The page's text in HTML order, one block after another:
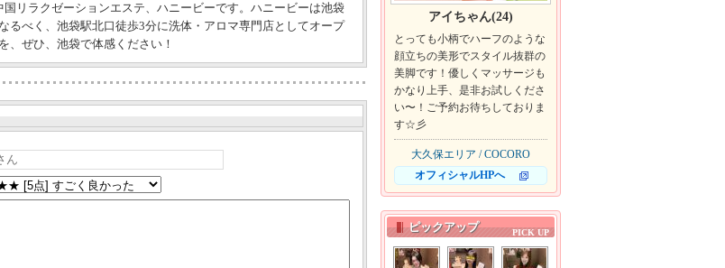
リラクゼーションエステ、ハニービーです。ハニービーは池袋
るべく、池袋駅北口徒歩3分に洗体・アロマ専門店としてオープ
、ぜひ、池袋で体感ください！
アイちゃん(24)
とっても小柄でハーフのような
顔立ちの美形でスタイル抜群の
美脚です！優しくマッサージも
かなり上手、是非お試しくださ
い〜！ご予約お待ちしておりま
す☆彡
大久保エリア / COCORO
オフィシャルHPへ
ピックアップ